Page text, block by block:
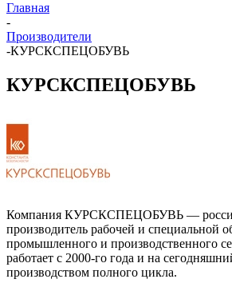
Главная
-
Производители
-КУРСКСПЕЦОБУВЬ
КУРСКСПЕЦОБУВЬ
Компания КУРСКСПЕЦОБУВЬ —
производитель рабочей и специальной
промышленного и производственного
работает с 2000-го года и на
производством полного цикла.